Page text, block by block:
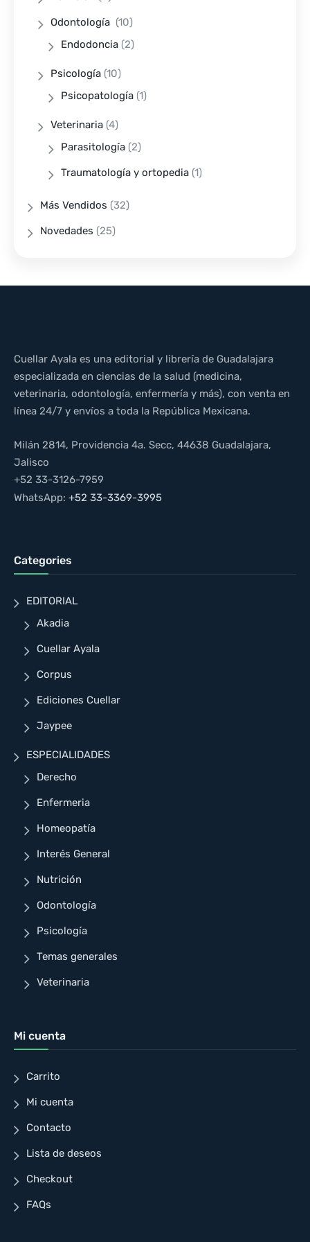
Odontología (10)
Endodoncia (2)
Psicología (10)
Psicopatología (1)
Veterinaria (4)
Parasitología (2)
Traumatología y ortopedia (1)
Más Vendidos (32)
Novedades (25)
Cuellar Ayala es una editorial y librería de Guadalajara
especializada en ciencias de la salud (medicina,
veterinaria, odontología, enfermería y más), con venta en
línea 24/7 y envíos a toda la República Mexicana.
Milán 2814, Providencia 4a. Secc, 44638 Guadalajara,
Jalisco
+52 33-3126-7959
WhatsApp: +52 33-3369-3995
Categories
EDITORIAL
Akadia
Cuellar Ayala
Corpus
Ediciones Cuellar
Jaypee
ESPECIALIDADES
Derecho
Enfermeria
Homeopatía
Interés General
Nutrición
Odontología
Psicología
Temas generales
Veterinaria
Mi cuenta
Carrito
Mi cuenta
Contacto
Lista de deseos
Checkout
FAQs